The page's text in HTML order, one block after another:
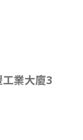
業大廈3